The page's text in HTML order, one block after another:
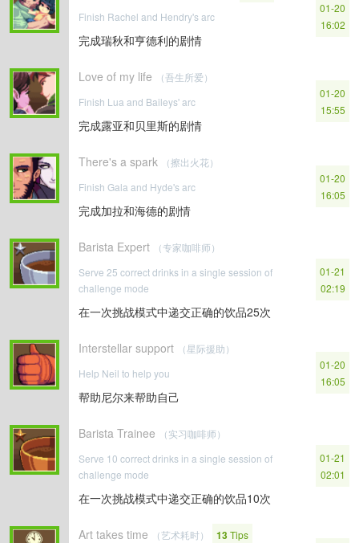
Finish Rachel and Hendry's arc
完成瑞秋和亨德利的剧情
01-20
16:02
Love of my life
（吾生所爱）
Finish Lua and Baileys' arc
完成露亚和贝里斯的剧情
01-20
15:55
There's a spark
（擦出火花）
Finish Gala and Hyde's arc
完成加拉和海德的剧情
01-20
16:05
Barista Expert
（专家咖啡师）
Serve 25 correct drinks in a single session of
challenge mode
在一次挑战模式中递交正确的饮品25次
01-21
02:19
Interstellar support
（星际援助）
Help Neil to help you
帮助尼尔来帮助自己
01-20
16:05
Barista Trainee
（实习咖啡师）
Serve 10 correct drinks in a single session of
challenge mode
在一次挑战模式中递交正确的饮品10次
01-21
02:01
Art takes time （艺术耗时） 13Tips